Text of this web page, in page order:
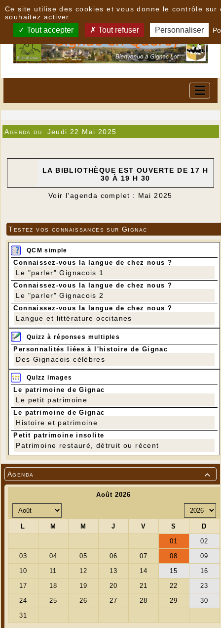

Agenda
Agenda du Jeudi 22 Mai 2025
LA BIBLIOTHÈQUE EST OUVERTE DE 17 H
30 À 19 H 30
Voir l'agenda complet : Mai 2025
Testez vos connaissances sur Gignac
QCM simple
Connaissez-vous la langue de chez nous ?
Le "parler" Gignacois 1
Connaissez-vous la langue de chez nous ?
Le "parler" Gignacois 2
Connaissez-vous la langue de chez nous ?
Langue et littérature occitanes
Quizz à réponses multiples
Personnalités liées à l'histoire de Gignac
Des Gignacois célèbres
Quizz images
Le patrimoine de Gignac
Le petit patrimoine
Le patrimoine de Gignac
Histoire et patrimoine
Petit patrimoine insolite
Patrimoine restauré, détruit ou récent
Ce site utilise des cookies et vous donne le contrôle sur
souhaitez activer
Tout accepter Tout refuser Personnaliser